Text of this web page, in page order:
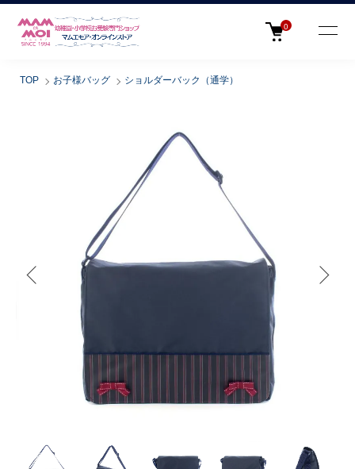
0
TOP お子様バッグ ショルダーバック（通学）